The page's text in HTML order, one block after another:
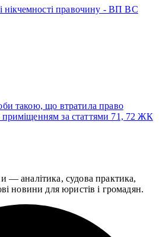
нікчемності правочину - ВП ВС
такою, що втратила право
за статтями 71, 72 ЖК
— аналітика, судова практика,
новини для юристів і громадян.